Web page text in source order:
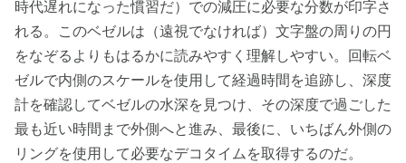
時代遅れになった慣習だ）での減圧に必要な分数が印字さ
れる。このベゼルは（遠視でなければ）文字盤の周りの円
をなぞるよりもはるかに読みやすく理解しやすい。回転ベ
ゼルで内側のスケールを使用して経過時間を追跡し、深度
計を確認してベゼルの水深を見つけ、その深度で過ごした
最も近い時間まで外側へと進み、最後に、いちばん外側の
リングを使用して必要なデコタイムを取得するのだ。